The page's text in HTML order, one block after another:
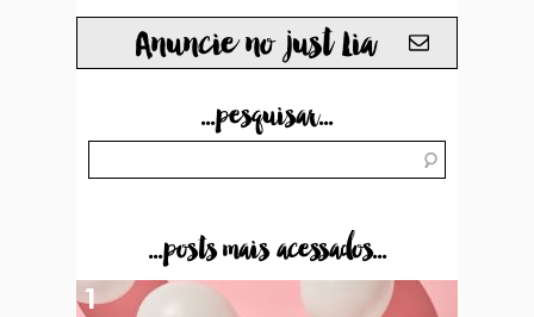
Anuncie no just Lia
...pesquisar...
...posts mais acessados...
1